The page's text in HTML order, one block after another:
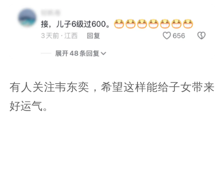
有人关注韦东奕，希望这样能给子女带来
好运气。